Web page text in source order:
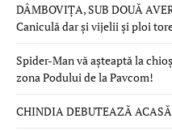
DÂMBOVIȚA, SUB DOUĂ
Caniculă dar și vijelii și ploi
Spider-Man vă așteaptă la
zona Podului de la Pavcom!
CHINDIA DEBUTEAZĂ